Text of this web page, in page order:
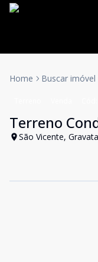
Home Buscar imóvel
Terreno
São Vicente,